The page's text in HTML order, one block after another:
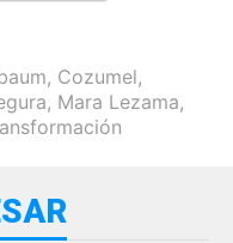
, Cozumel,
, Mara Lezama,